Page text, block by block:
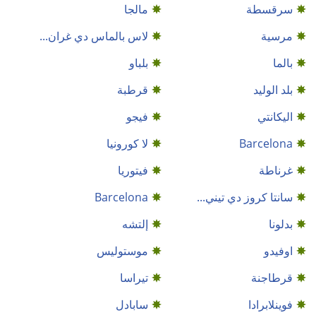
سرقسطة
مالجا
مرسية
لاس بالماس دي غران...
بالما
بلباو
بلد الوليد
قرطبة
اليكانتي
فيجو
Barcelona
لا كورونيا
غرناطة
فيتوريا
سانتا كروز دي تيني...
Barcelona
بدلونا
إلتشه
اوفيدو
موستوليس
قرطاجنة
تيراسا
فوينلابرادا
سابادل